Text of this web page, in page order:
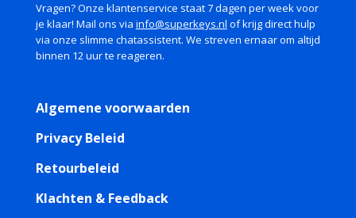
Vragen? Onze klantenservice staat 7 dagen per week voor
je klaar! Mail ons via info@superkeys.nl of krijg direct hulp
via onze slimme chatassistent. We streven ernaar om altijd
binnen 12 uur te reageren.
Algemene voorwaarden
Privacy Beleid
Retourbeleid
Klachten & Feedback